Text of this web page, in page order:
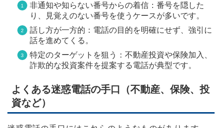
非通知や知らない番号からの着信：番号を隠した
り、見覚えのない番号を使うケースが多いです。
話し方が一方的：電話の目的を明確にせず、強引に
話を進めてくる。
特定のターゲットを狙う：不動産投資や保険加入、
詐欺的な投資案件を提案する電話が典型です。
よくある迷惑電話の手口（不動産、保険、投
資など）